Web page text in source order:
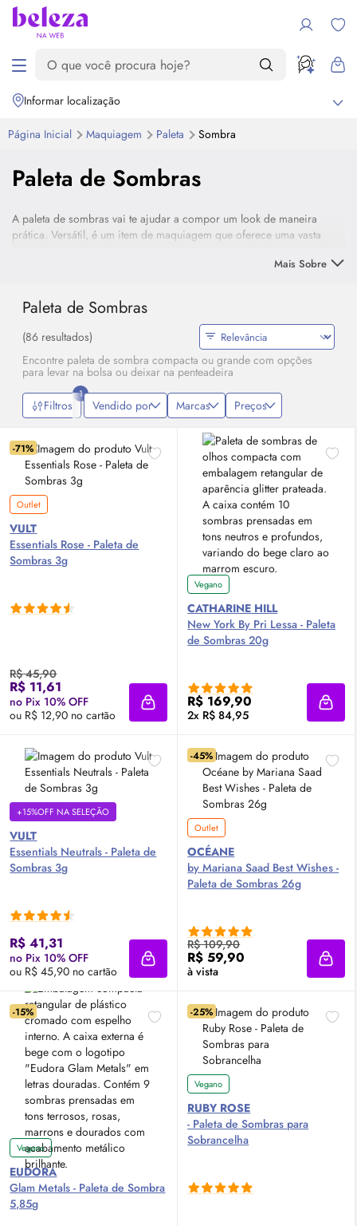
Informar localização
Página Inicial Maquiagem Paleta Sombra
Paleta de Sombras
A paleta de sombras vai te ajudar a compor um look de maneira
prática. Versátil, é um item de maquiagem que oferece uma vasta
neutro ao vibrante. Investir em uma paleta, seja ela neutra ou colorida,
Encontre aqui as melhores paletas de sombras e suas opções de
cores preferidas.
Mais Sobre
Paleta de Sombras
(86 resultados)
Encontre paleta de sombra compacta ou grande com opções
para levar na bolsa ou deixar na penteadeira
Filtros
1
Vendido por Marcas Preços
-71%
Outlet
VULT
Essentials Rose - Paleta de
Sombras 3g
R$ 45,90
R$ 11,61
no Pix 10% OFF
ou R$ 12,90 no cartão
Adicionar à sacola
Vegano
CATHARINE HILL
New York By Pri Lessa - Paleta
de Sombras 20g
R$ 169,90
2x R$ 84,95
+15%OFF NA SELEÇÃO
VULT
Essentials Neutrals - Paleta de
Sombras 3g
R$ 41,31
no Pix 10% OFF
ou R$ 45,90 no cartão
Adicionar à sacola
-45%
Outlet
OCÉANE
by Mariana Saad Best Wishes -
Paleta de Sombras 26g
R$ 109,90
R$ 59,90
à vista
-15%
Vegano
EUDORA
Glam Metals - Paleta de Sombra
5,85g
-25%
Vegano
RUBY ROSE
- Paleta de Sombras para
Sobrancelha